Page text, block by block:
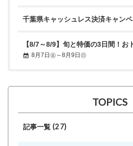
千葉県キャッシュレス決済キャンペ
【8/7～8/9】旬と特価の3日間！お
8月7日㊎～8月9日㊐
TOPICS
記事一覧 (27)